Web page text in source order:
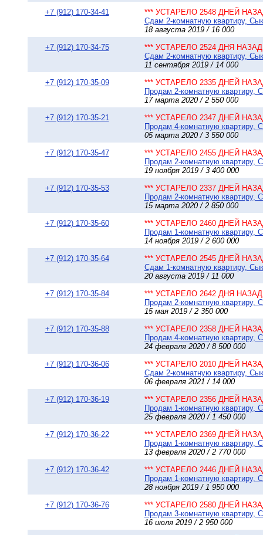
+7 (912) 170-34-41
*** УСТАРЕЛО 2548 ДНЕЙ
Сдам 2-комнатную квартиру,
18 августа 2019 / 16 000
+7 (912) 170-34-75
*** УСТАРЕЛО 2524 ДНЯ НАЗАД
Сдам 2-комнатную квартиру,
11 сентября 2019 / 14 000
+7 (912) 170-35-09
*** УСТАРЕЛО 2335 ДНЕЙ
Продам 2-комнатную квартиру,
17 марта 2020 / 2 550 000
+7 (912) 170-35-21
*** УСТАРЕЛО 2347 ДНЕЙ
Продам 4-комнатную квартиру,
05 марта 2020 / 3 550 000
+7 (912) 170-35-47
*** УСТАРЕЛО 2455 ДНЕЙ
Продам 2-комнатную квартиру,
19 ноября 2019 / 3 400 000
+7 (912) 170-35-53
*** УСТАРЕЛО 2337 ДНЕЙ
Продам 2-комнатную квартиру,
15 марта 2020 / 2 850 000
+7 (912) 170-35-60
*** УСТАРЕЛО 2460 ДНЕЙ
Продам 1-комнатную квартиру,
14 ноября 2019 / 2 600 000
+7 (912) 170-35-64
*** УСТАРЕЛО 2545 ДНЕЙ
Сдам 1-комнатную квартиру,
20 августа 2019 / 11 000
+7 (912) 170-35-84
*** УСТАРЕЛО 2642 ДНЯ НАЗАД
Продам 2-комнатную квартиру,
15 мая 2019 / 2 350 000
+7 (912) 170-35-88
*** УСТАРЕЛО 2358 ДНЕЙ
Продам 4-комнатную квартиру,
24 февраля 2020 / 8 500 000
+7 (912) 170-36-06
*** УСТАРЕЛО 2010 ДНЕЙ
Сдам 2-комнатную квартиру,
06 февраля 2021 / 14 000
+7 (912) 170-36-19
*** УСТАРЕЛО 2356 ДНЕЙ
Продам 1-комнатную квартиру,
25 февраля 2020 / 1 450 000
+7 (912) 170-36-22
*** УСТАРЕЛО 2369 ДНЕЙ
Продам 1-комнатную квартиру,
13 февраля 2020 / 2 770 000
+7 (912) 170-36-42
*** УСТАРЕЛО 2446 ДНЕЙ
Продам 1-комнатную квартиру,
28 ноября 2019 / 1 950 000
+7 (912) 170-36-76
*** УСТАРЕЛО 2580 ДНЕЙ
Продам 3-комнатную квартиру,
16 июля 2019 / 2 950 000